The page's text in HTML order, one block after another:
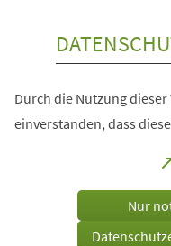
Durch die Nutzung
einverstanden, dass
Nur